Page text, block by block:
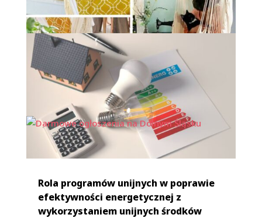
Zakupy online z Zolta.pl – Odkryj
bogactwo wyboru i jakość
maj 8, 2024|Informacje
Rola programów unijnych w poprawie
efektywności energetycznej z
wykorzystaniem unijnych środków